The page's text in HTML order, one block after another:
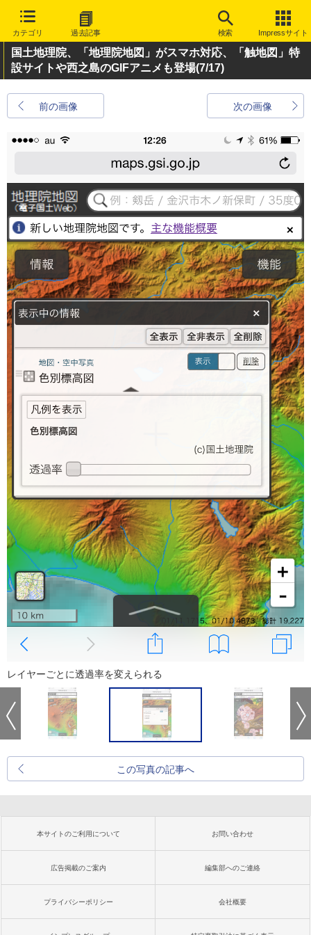
カテゴリ 過去記事 検索 Impressサイト
国土地理院、「地理院地図」がスマホ対応、「触地図」特
設サイトや西之島のGIFアニメも登場(7/17)
前の画像 次の画像
レイヤーごとに透過率を変えられる
この写真の記事へ
本サイトのご利用について お問い合わせ
広告掲載のご案内 編集部へのご連絡
プライバシーポリシー 会社概要